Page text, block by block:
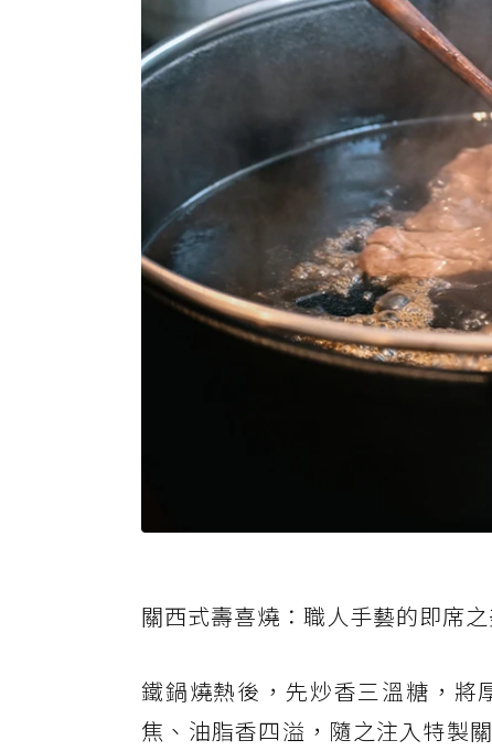
關西式壽喜燒：職人手藝的即席
鐵鍋燒熱後，先炒香三溫糖，將
焦、油脂香四溢，隨之注入特製